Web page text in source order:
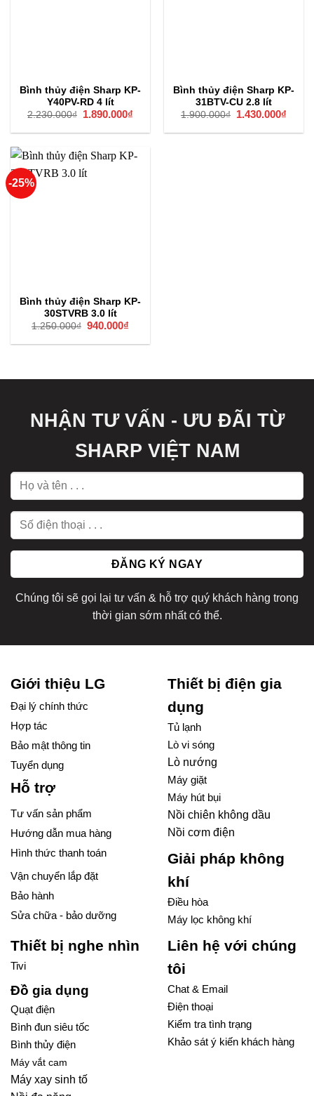
Bình thủy điện Sharp KP-
Y40PV-RD 4 lít
2.230.000₫
Giá
là:
1.890.000₫
tại
1.890.000₫.
Bình thủy điện Sharp KP-
31BTV-CU 2.8 lít
1.900.000₫
Giá
là:
1.430.000₫
tại
-25%
Bình thủy điện Sharp KP-
30STVRB 3.0 lít
1.250.000₫ Giá
là:
940.000₫
tại
NHẬN TƯ VẤN - ƯU ĐÃI TỪ
SHARP VIỆT NAM
Chúng tôi sẽ gọi lại tư vấn & hỗ trợ quý khách hàng trong
thời gian sớm nhất có thể.
Giới thiệu LG
Đại lý chính thức
Hợp tác
Bảo mật thông tin
Tuyển dụng
Hỗ trợ
Tư vấn sản phẩm
Hướng dẫn mua hàng
Hình thức thanh toán
Vận chuyển lắp đặt
Bảo hành
Sửa chữa - bảo dưỡng
Thiết bị điện gia
dụng
Tủ lạnh
Lò vi sóng
Lò nướng
Máy giặt
Máy hút bụi
Nồi chiên không dầu
Nồi cơm điện
Giải pháp không
khí
Điều hòa
Máy lọc không khí
Thiết bị nghe nhìn
Tivi
Đồ gia dụng
Quạt điện
Bình đun siêu tốc
Bình thủy điện
Máy vắt cam
Máy xay sinh tố
Liên hệ với chúng
tôi
Chat & Email
Điện thoại
Kiểm tra tình trạng
Khảo sát ý kiến khách hàng